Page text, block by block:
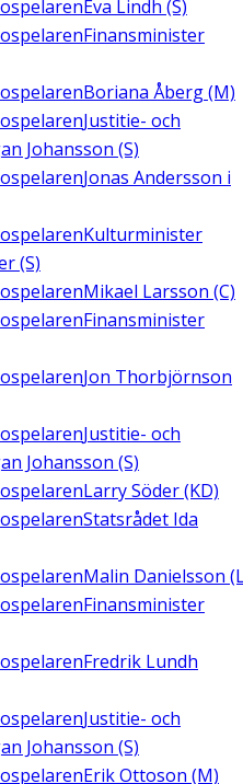
Eva Lindh (S)
Finansminister
Boriana Åberg (M)
Justitie- och
Johansson (S)
Jonas Andersson i
Kulturminister
(S)
Mikael Larsson (C)
Finansminister
Jon Thorbjörnson
Justitie- och
Johansson (S)
Larry Söder (KD)
Statsrådet Ida
Malin Danielsson
Finansminister
Fredrik Lundh
Justitie- och
Johansson (S)
Erik Ottoson (M)